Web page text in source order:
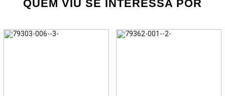
QUEM VIU SE INTERESSA POR